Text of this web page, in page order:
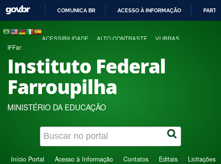
COMUNICA BR ACESSO À INFORMAÇÃO
ACESSIBILIDADE ALTO CONTRASTE VLIBRAS
IFFar
Instituto Federal
Farroupilha
MINISTÉRIO DA EDUCAÇÃO
Início Portal Acesso à Informação Contatos Editais Licitações